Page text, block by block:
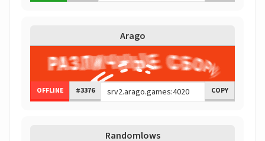
Arago
OFFLINE #3376 COPY
Randomlows